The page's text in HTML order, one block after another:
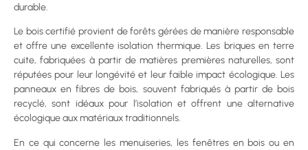
durable.
Le bois certifié provient de forêts gérées de manière responsable
et offre une excellente isolation thermique. Les briques en terre
cuite, fabriquées à partir de matières premières naturelles, sont
réputées pour leur longévité et leur faible impact écologique. Les
panneaux en fibres de bois, souvent fabriqués à partir de bois
recyclé, sont idéaux pour l’isolation et offrent une alternative
écologique aux matériaux traditionnels.
En ce qui concerne les menuiseries, les fenêtres en bois ou en